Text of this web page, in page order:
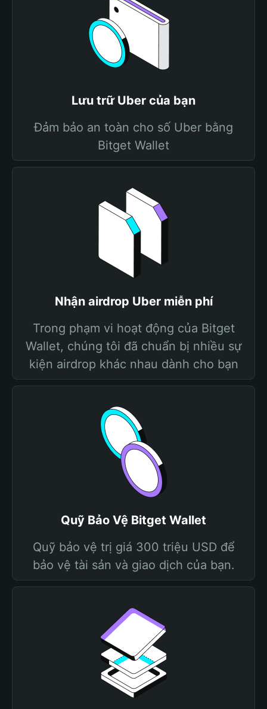
Lưu trữ Uber của bạn
Đảm bảo an toàn cho số Uber bằng
Bitget Wallet
Nhận airdrop Uber miễn phí
Trong phạm vi hoạt động của Bitget
Wallet, chúng tôi đã chuẩn bị nhiều sự
kiện airdrop khác nhau dành cho bạn
Quỹ Bảo Vệ Bitget Wallet
Quỹ bảo vệ trị giá 300 triệu USD để
bảo vệ tài sản và giao dịch của bạn.